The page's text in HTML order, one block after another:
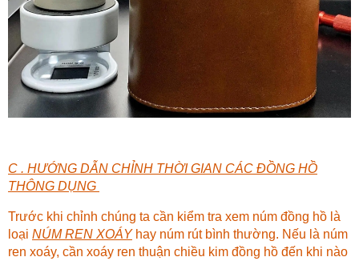
C . HƯỚNG DẪN CHỈNH THỜI GIAN CÁC ĐỒNG HỒ
THÔNG DỤNG
Trước khi chỉnh chúng ta cần kiểm tra xem núm đồng hồ là
loại NÚM REN XOÁYhay núm rút bình thường. Nếu là núm
ren xoáy, cần xoáy ren thuận chiều kim đồng hồ đến khi nào